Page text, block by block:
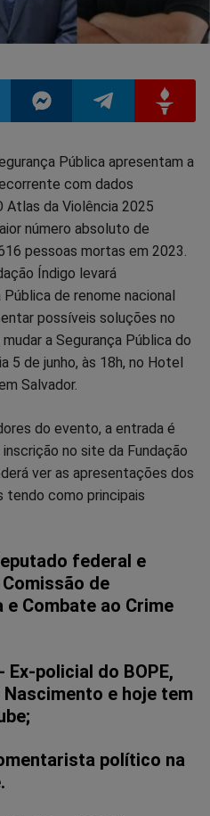
Compartilhar
no
Messenger
Compartilhar
no
TelegramGettr
Pública apresentam a
com dados
Atlas da Violência 2025
número absoluto de
pessoas mortas em 2023.
Índigo levará
de renome nacional
possíveis soluções no
mudar a Segurança Pública do
5 de junho, às 18h, no Hotel
Salvador.
do evento, a entrada é
no site da Fundação
ver as apresentações dos
como principais
federal e
de
e Combate ao Crime
- Ex-policial do BOPE,
e hoje tem
político na